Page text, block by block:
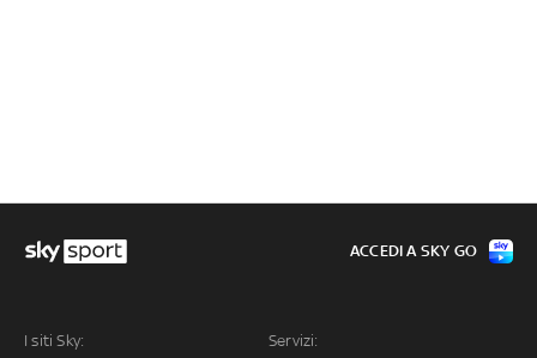
I siti Sky: Servizi:
ACCEDI A SKY GO